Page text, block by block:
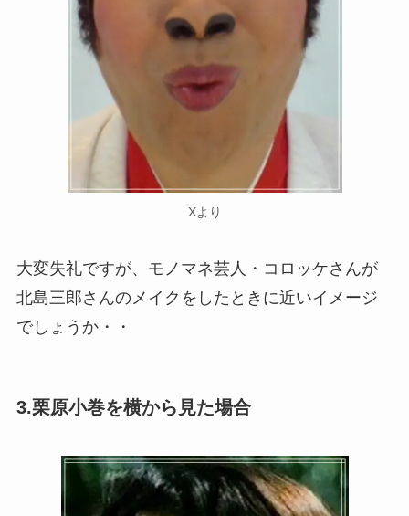
Xより
大変失礼ですが、モノマネ芸人・コロッケさんが
北島三郎さんのメイクをしたときに近いイメージ
でしょうか・・
3.栗原小巻を横から見た場合